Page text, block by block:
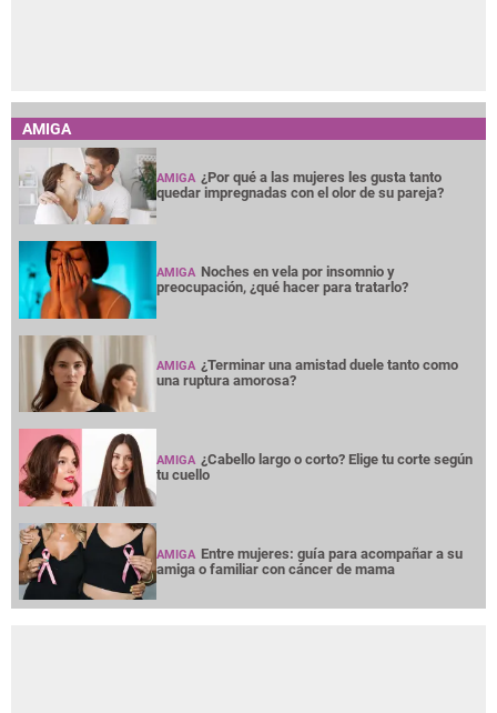
AMIGA
AMIGA ¿Por qué a las mujeres les gusta tanto
quedar impregnadas con el olor de su pareja?
AMIGA Noches en vela por insomnio y
preocupación, ¿qué hacer para tratarlo?
AMIGA ¿Terminar una amistad duele tanto como
una ruptura amorosa?
AMIGA ¿Cabello largo o corto? Elige tu corte según
tu cuello
AMIGA Entre mujeres: guía para acompañar a su
amiga o familiar con cáncer de mama